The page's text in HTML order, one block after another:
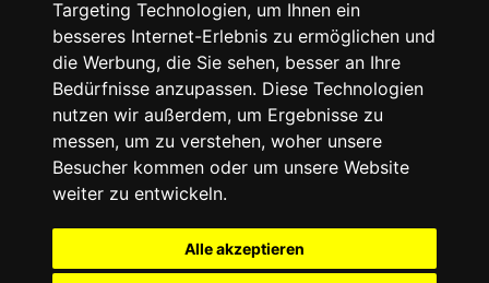
Targeting Technologien, um Ihnen ein
besseres Internet-Erlebnis zu ermöglichen und
die Werbung, die Sie sehen, besser an Ihre
Bedürfnisse anzupassen. Diese Technologien
nutzen wir außerdem, um Ergebnisse zu
messen, um zu verstehen, woher unsere
Besucher kommen oder um unsere Website
weiter zu entwickeln.
Alle akzeptieren